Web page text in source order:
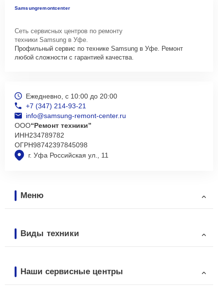
Samsungremontcenter
Сеть сервисных центров по ремонту
техники Samsung в Уфе.
Профильный сервис по технике Samsung в Уфе. Ремонт
любой сложности с гарантией качества.
г. Уфа Российская ул., 11
Ежедневно, с 10:00 до 20:00
+7 (347) 214-93-21
info@samsung-remont-center.ru
ООО“Ремонт техники”
ИНН234789782
ОГРН98742397845098
Меню
Виды техники
Наши сервисные центры